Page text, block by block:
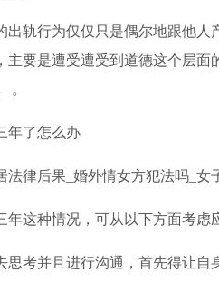
出轨行为仅仅只是偶尔地跟他人
主要是遭受遭受到道德这个层面
。
年了怎么办
年这种情况，可从以下方面考虑
思考并且进行沟通，首先得让自